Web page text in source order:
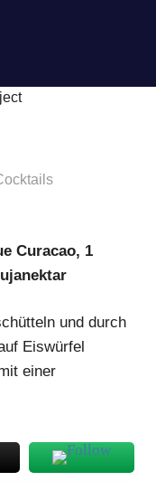
Curacao, 1
und durch
Eiswürfel
einer